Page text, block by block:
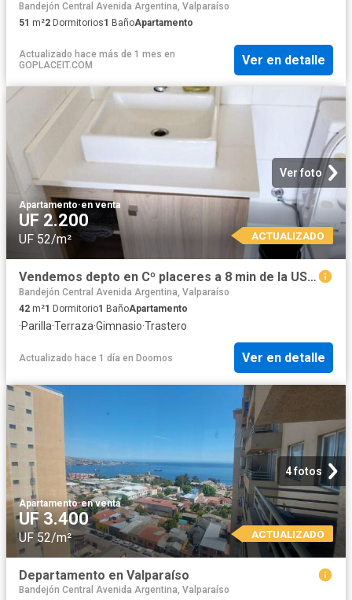
Bandejón Central Avenida Argentina, Valparaíso
51 m²2 Dormitorios1 BañoApartamento
Actualizado hace más de 1 mes en
GOPLACEIT.COM
Ver en detalle
Ver foto
Apartamento·en venta
UF 2.200
UF 52/m² ACTUALIZADO
Vendemos depto en Cº placeres a 8 min de la USM
Bandejón Central Avenida Argentina, Valparaíso
42 m²1 Dormitorio1 BañoApartamento
·Parilla·Terraza·Gimnasio·Trastero
Actualizado hace 1 día en Doomos Ver en detalle
4 fotos
Apartamento·en venta
UF 3.400
UF 52/m² ACTUALIZADO
Departamento en Valparaíso
Bandejón Central Avenida Argentina, Valparaíso